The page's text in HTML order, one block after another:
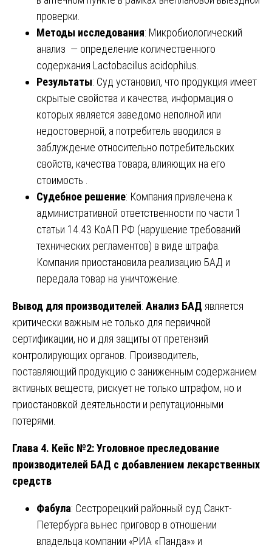
проверки.
Методы исследования: Микробиологический
анализ — определение количественного
содержания Lactobacillus acidophilus.
Результаты: Суд установил, что продукция имеет
скрытые свойства и качества, информация о
которых является заведомо неполной или
недостоверной, а потребитель вводился в
заблуждение относительно потребительских
свойств, качества товара, влияющих на его
стоимость .
Судебное решение: Компания привлечена к
административной ответственности по части 1
статьи 14.43 КоАП РФ (нарушение требований
технических регламентов) в виде штрафа.
Компания приостановила реализацию БАД и
передала товар на уничтожение.
Вывод для производителей: Анализ БАД является
критически важным не только для первичной
сертификации, но и для защиты от претензий
контролирующих органов. Производитель,
поставляющий продукцию с заниженным содержанием
активных веществ, рискует не только штрафом, но и
приостановкой деятельности и репутационными
потерями.
Глава 4. Кейс №2: Уголовное преследование
производителей БАД с добавлением лекарственных
средств
Фабула: Сестрорецкий районный суд Санкт-
Петербурга вынес приговор в отношении
владельца компании «РИА «Панда»» и